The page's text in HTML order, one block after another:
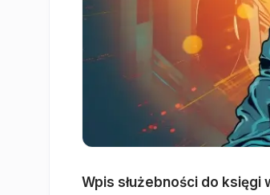
Wpis służebności do